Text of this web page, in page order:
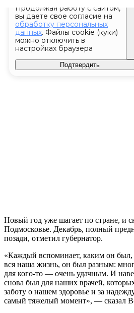
Новый год уже шагает по стране, и
Подмосковье. Декабрь, полный
позади, отметил губернатор.
«Каждый вспоминает, каким он
вся наша жизнь, он был разным:
для кого-то — очень удачным. И
снова был для наших врачей,
заботу о нашем здоровье и за
самый тяжелый момент», — сказал